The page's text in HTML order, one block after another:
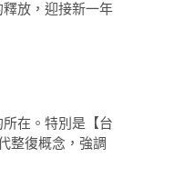
放，迎接新一年
在。特別是【台
整復概念，強調